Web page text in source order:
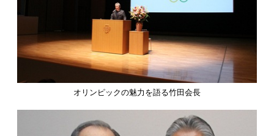
オリンピックの魅力を語る竹田会長